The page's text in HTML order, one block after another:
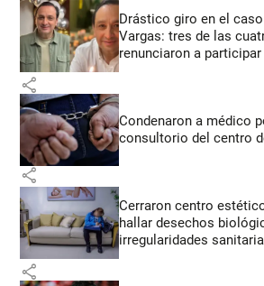
Drástico giro en el
Vargas: tres de las
renunciaron a
share
Condenaron a médico
consultorio del centro
share
Cerraron centro
hallar desechos
irregularidades
share